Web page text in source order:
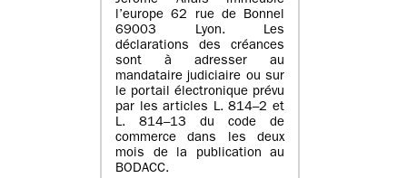
l’europe 62 rue de Bonnel
69003 Lyon. Les
déclarations des créances
sont à adresser au
mandataire judiciaire ou sur
le portail électronique prévu
par les articles L. 814–2 et
L. 814–13 du code de
commerce dans les deux
mois de la publication au
BODACC.